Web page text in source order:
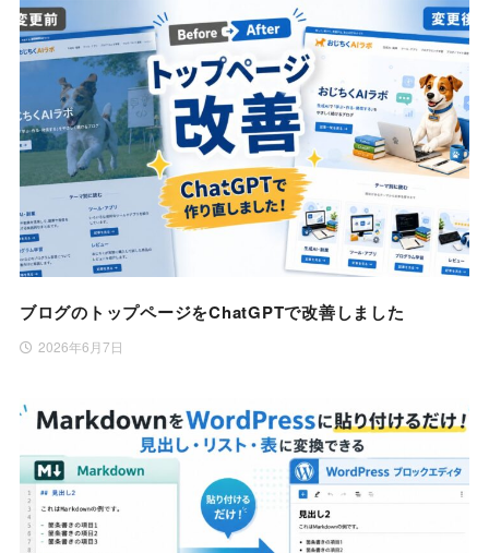
ブログのトップページをChatGPTで改善しました
2026年6月7日